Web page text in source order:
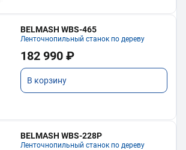
BELMASH WBS-465
Ленточнопильный станок по дереву
182 990 ₽
В корзину
BELMASH WBS-228P
Ленточнопильный станок по дереву